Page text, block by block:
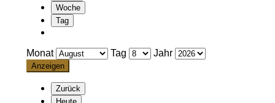
Woche
Tag
Monat Tag Jahr
Zurück